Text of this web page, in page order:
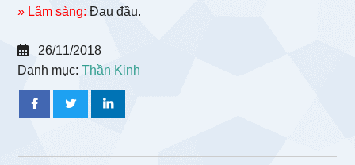
» Lâm sàng:Đau đầu.
26/11/2018
Danh mục:Thần Kinh